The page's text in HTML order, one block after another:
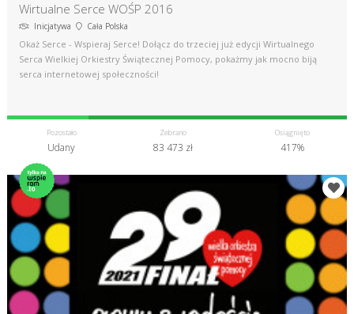
Wirtualne Serce WOŚP 2016
Inicjatywa Cała Polska
Okaż Serce - Wspieraj Serce! Dołącz do trzeciej już edycji Wirtualnego
Serca Wielkiej Orkiestry Świątecznej Pomocy, pokażmy jak mocno biją
serca internetowej społeczności!
Pozostało
Udany
Zebrano
83 473 zł
Osiągnięto
417%